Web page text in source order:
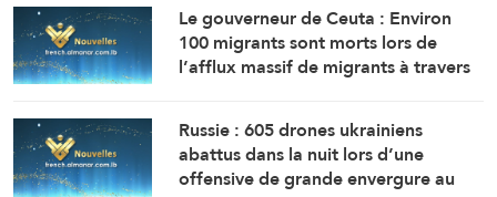
Le gouverneur de Ceuta : Environ
100 migrants sont morts lors de
l’afflux massif de migrants à travers
Russie : 605 drones ukrainiens
abattus dans la nuit lors d’une
offensive de grande envergure au